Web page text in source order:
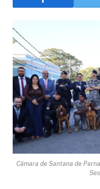
Câmara de Santana de